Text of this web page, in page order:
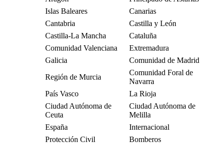
Islas Baleares
Canarias
Cantabria
Castilla y León
Castilla-La Mancha
Cataluña
Comunidad Valenciana
Extremadura
Galicia
Comunidad de Madrid
Región de Murcia
Comunidad Foral de
Navarra
País Vasco
La Rioja
Ciudad Autónoma de
Ceuta
Ciudad Autónoma de
Melilla
España
Internacional
Protección Civil
Bomberos